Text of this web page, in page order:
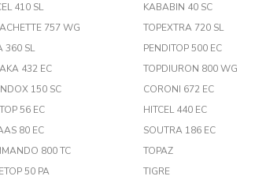
410 SL
757 WG
360 SL
432 EC
150 SC
56 EC
80 EC
800 TC
50 PA
KABABIN 40 SC
TOPEXTRA 720 SL
PENDITOP 500 EC
TOPDIURON 800 WG
CORONI 672 EC
HITCEL 440 EC
SOUTRA 186 EC
TOPAZ
TIGRE